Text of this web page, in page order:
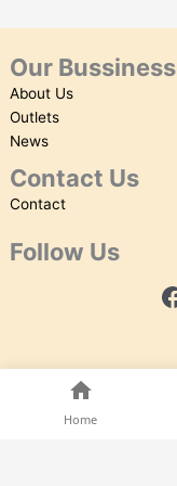
Our Bussiness
About Us
Outlets
News
Contact Us
Contact
Follow Us
Home